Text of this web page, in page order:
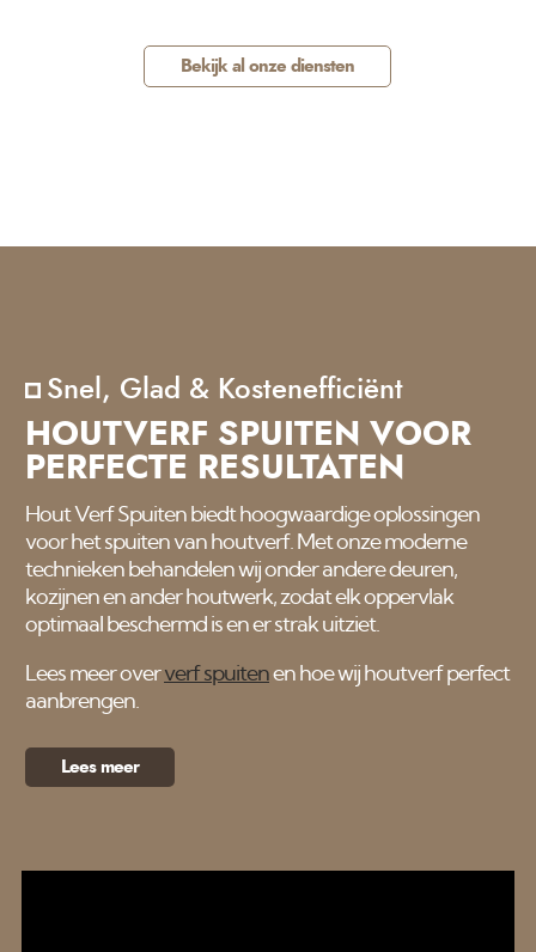
Bekijk al onze diensten
Snel, Glad & Kostenefficiënt
HOUTVERF SPUITEN VOOR
PERFECTE RESULTATEN
Hout Verf Spuiten biedt hoogwaardige oplossingen
voor het spuiten van houtverf. Met onze moderne
technieken behandelen wij onder andere deuren,
kozijnen en ander houtwerk, zodat elk oppervlak
optimaal beschermd is en er strak uitziet.
Lees meer oververf spuitenen hoe wij houtverf perfect
aanbrengen.
Lees meer